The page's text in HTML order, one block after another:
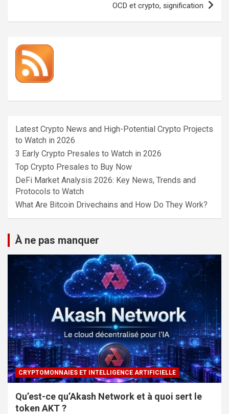
OCD et crypto, signification
Latest Crypto News and High-Potential Crypto Projects
to Watch in 2026
3 Early Crypto Presales to Watch in 2026
Top Crypto Presales to Buy Now
DeFi Market Analysis 2026: Key News, Trends and
Protocols to Watch
What Are Bitcoin Drivechains and How Do They Work?
À ne pas manquer
CRYPTOMONNAIES ET INTELLIGENCE ARTIFICIELLE
Qu’est-ce qu’Akash Network et à quoi sert le
token AKT ?